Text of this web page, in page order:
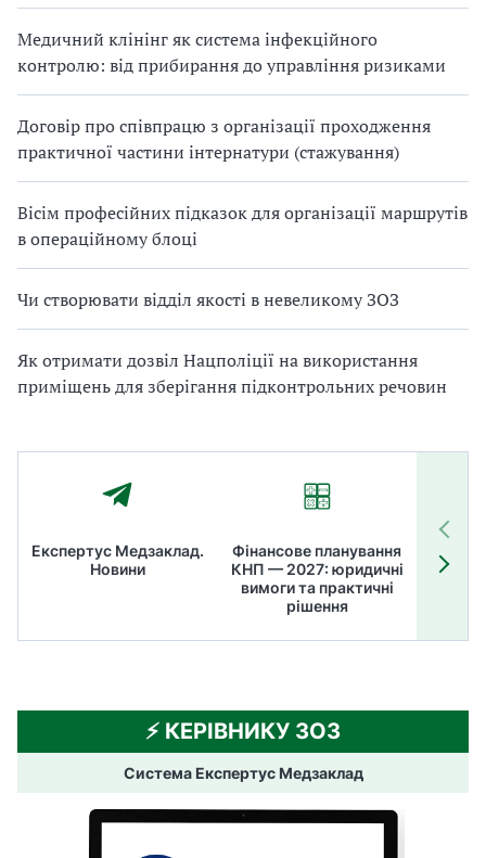
Медичний клінінг як система інфекційного
контролю: від прибирання до управління ризиками
Договір про співпрацю з організації проходження
практичної частини інтернатури (стажування)
Вісім професійних підказок для організації маршрутів
в операційному блоці
Чи створювати відділ якості в невеликому ЗОЗ
Як отримати дозвіл Нацполіції на використання
приміщень для зберігання підконтрольних речовин
Експертус Медзаклад.
Новини
Фінансове планування
КНП — 2027: юридичні
вимоги та практичні
рішення
⚡️ КЕРІВНИКУ ЗОЗ
Система Експертус Медзаклад